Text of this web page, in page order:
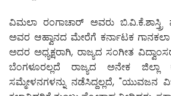
ವಿಮಲಾ ರಂಗಾಚಾರ್ ಅವರು ಬಿ.ವಿ.ಕೆ.ಶಾಸ್ತ್ರಿ
ಅವರ ಆಹ್ವಾನದ ಮೇರೆಗೆ ಕರ್ನಾಟಕ ಗಾನಕಲಾ
ಅದರ ಅಧ್ಯಕ್ಷರಾಗಿ, ರಾಜ್ಯದ ಸಂಗೀತ
ಬೆಂಗಳೂರಲ್ಲದೆ ರಾಜ್ಯದ ಅನೇಕ ಜಿಲ್ಲಾ
ಸಮ್ಮೇಳನಗಳನ್ನು ನಡೆಸಿದ್ದಲ್ಲದೆ,